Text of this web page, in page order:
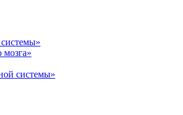
системы»